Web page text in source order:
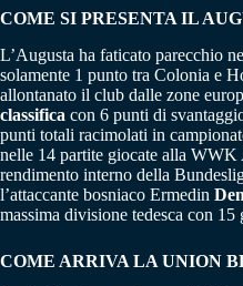
COME SI PRESENTA IL
L’Augusta ha faticato parecchio
solamente 1 punto tra Colonia e
allontanato il club dalle zone
classifica con 6 punti di
punti totali racimolati in
nelle 14 partite giocate alla WWK
rendimento interno della
l’attaccante bosniaco Ermedin
massima divisione tedesca con
COME ARRIVA LA UNION